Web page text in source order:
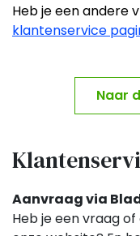
Heb je een andere
klantenservice
Naar
Aanvraag via
Heb je een vraag